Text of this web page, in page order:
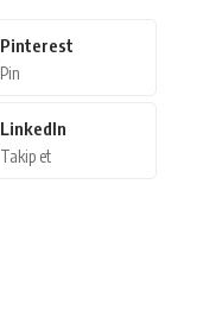
Pinterest
Pin
LinkedIn
Takip et